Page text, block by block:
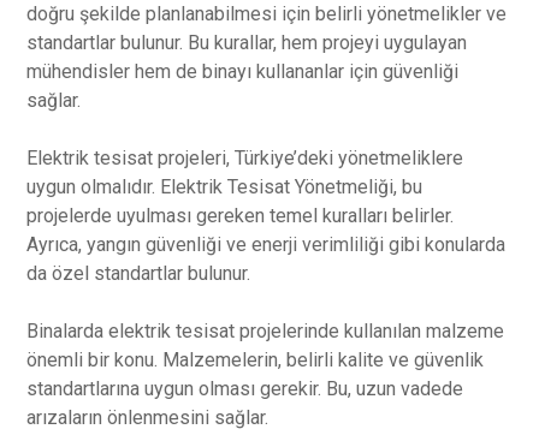
doğru şekilde planlanabilmesi için belirli yönetmelikler ve
standartlar bulunur. Bu kurallar, hem projeyi uygulayan
mühendisler hem de binayı kullananlar için güvenliği
sağlar.
Elektrik tesisat projeleri, Türkiye’deki yönetmeliklere
uygun olmalıdır. Elektrik Tesisat Yönetmeliği, bu
projelerde uyulması gereken temel kuralları belirler.
Ayrıca, yangın güvenliği ve enerji verimliliği gibi konularda
da özel standartlar bulunur.
Binalarda elektrik tesisat projelerinde kullanılan malzeme
önemli bir konu. Malzemelerin, belirli kalite ve güvenlik
standartlarına uygun olması gerekir. Bu, uzun vadede
arızaların önlenmesini sağlar.